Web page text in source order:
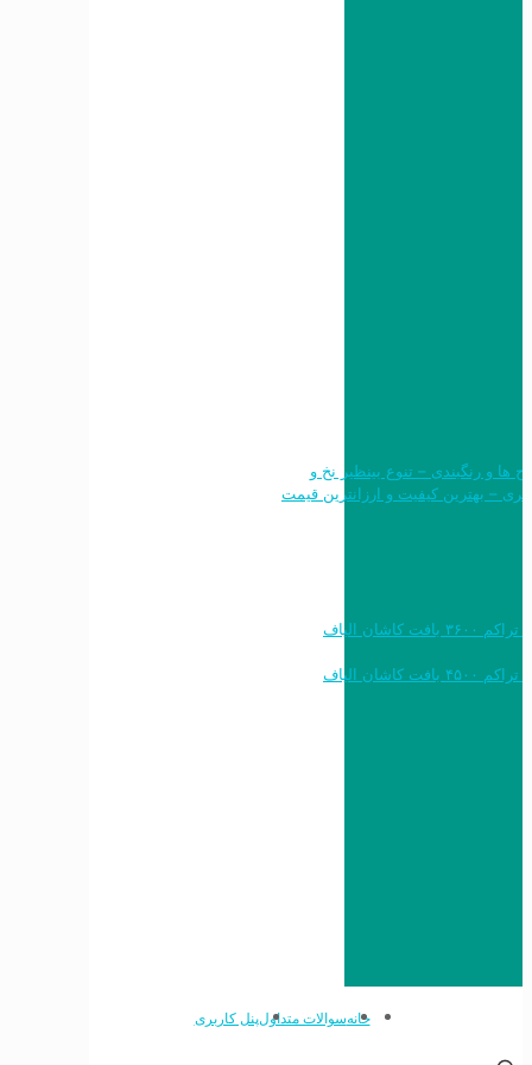
طرح ها و رنگبندی – تنوع بینظیر نخ و
خرید به قیمت فرش ماشینی ۱۲۰۰ شانه تراکم ۳۶۰۰ بافت کاشان الیاف
خرید به قیمت فرش ماشینی ۱۵۰۰ شانه تراکم ۴۵۰۰ بافت کاشان الیاف
خانهسوالات متداولپنل کاربری